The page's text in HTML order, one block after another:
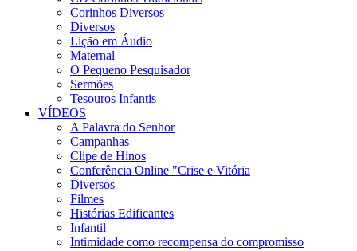
Corinhos Diversos
Diversos
Lição em Áudio
Maternal
O Pequeno Pesquisador
Sermões
Tesouros Infantis
VÍDEOS
A Palavra do Senhor
Campanhas
Clipe de Hinos
Conferência Online "Crise e Vitória
Diversos
Filmes
Histórias Edificantes
Infantil
Intimidade como recompensa do compromisso